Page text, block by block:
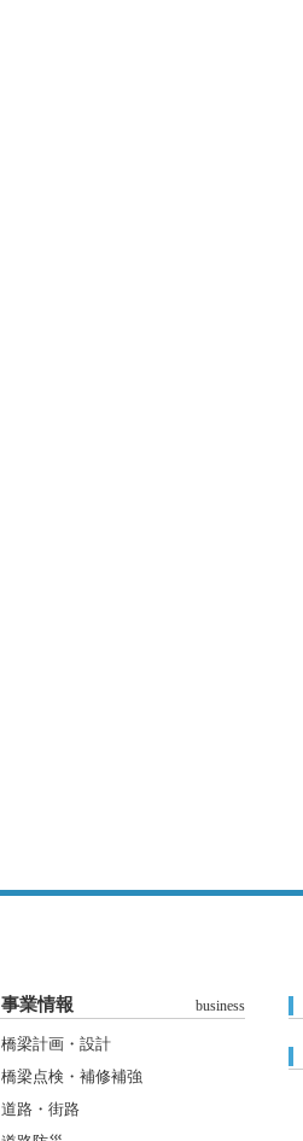
事業情報 business
橋梁計画・設計
橋梁点検・補修補強
道路・街路